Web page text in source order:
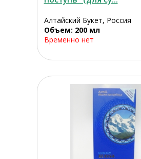
Алтайский Букет, Россия
Объем: 200 мл
Временно нет